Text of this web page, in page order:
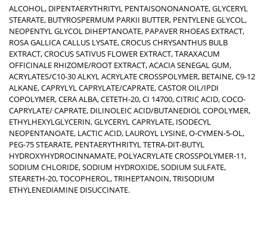
ALCOHOL, DIPENTAERYTHRITYL PENTAISONONANOATE, GLYCERYL
STEARATE, BUTYROSPERMUM PARKII BUTTER, PENTYLENE GLYCOL,
NEOPENTYL GLYCOL DIHEPTANOATE, PAPAVER RHOEAS EXTRACT,
ROSA GALLICA CALLUS LYSATE, CROCUS CHRYSANTHUS BULB
EXTRACT, CROCUS SATIVUS FLOWER EXTRACT, TARAXACUM
OFFICINALE RHIZOME/ROOT EXTRACT, ACACIA SENEGAL GUM,
ACRYLATES/C10-30 ALKYL ACRYLATE CROSSPOLYMER, BETAINE, C9-12
ALKANE, CAPRYLYL CAPRYLATE/CAPRATE, CASTOR OIL/IPDI
COPOLYMER, CERA ALBA, CETETH-20, CI 14700, CITRIC ACID, COCO-
CAPRYLATE/ CAPRATE, DILINOLEIC ACID/BUTANEDIOL COPOLYMER,
ETHYLHEXYLGLYCERIN, GLYCERYL CAPRYLATE, ISODECYL
NEOPENTANOATE, LACTIC ACID, LAUROYL LYSINE, O-CYMEN-5-OL,
PEG-75 STEARATE, PENTAERYTHRITYL TETRA-DIT-BUTYL
HYDROXYHYDROCINNAMATE, POLYACRYLATE CROSSPOLYMER-11,
SODIUM CHLORIDE, SODIUM HYDROXIDE, SODIUM SULFATE,
STEARETH-20, TOCOPHEROL, TRIHEPTANOIN, TRISODIUM
ETHYLENEDIAMINE DISUCCINATE.